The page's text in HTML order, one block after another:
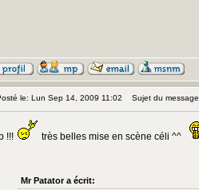
le: Lun Sep 14, 2009 11:02 Sujet du
!!! très belles mise en scène céli ^^
Mr Patator a écrit: